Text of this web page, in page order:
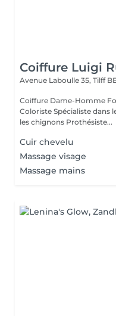
Coiffure Luigi
Avenue Laboulle 35, Tilff
Coiffure Dame-Homme
Coloriste Spécialiste dans
les chignons Prothésiste...
Cuir chevelu
Massage visage
Massage mains